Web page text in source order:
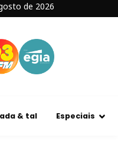
de 2026
& tal Especiais